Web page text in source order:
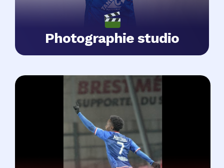
Photographie studio